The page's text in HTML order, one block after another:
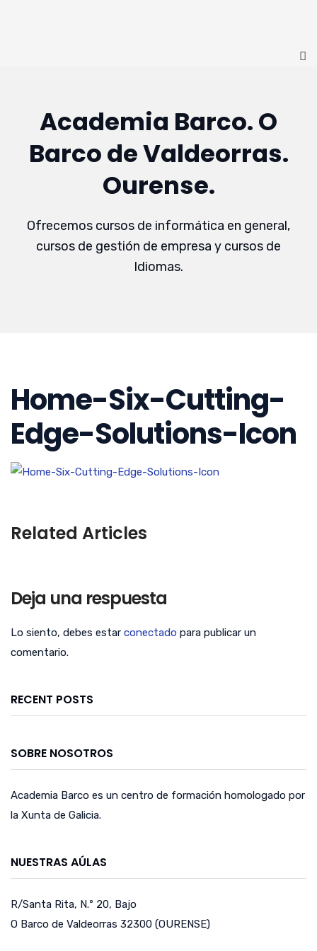
Academia Barco. O
Barco de Valdeorras.
Ourense.
Ofrecemos cursos de informática en general,
cursos de gestión de empresa y cursos de
Idiomas.
Home-Six-Cutting-
Edge-Solutions-Icon
Related Articles
Deja una respuesta
Lo siento, debes estar conectado para publicar un
comentario.
RECENT POSTS
SOBRE NOSOTROS
Academia Barco es un centro de formación homologado por
la Xunta de Galicia.
NUESTRAS AÚLAS
R/Santa Rita, N.º 20, Bajo
O Barco de Valdeorras 32300 (OURENSE)